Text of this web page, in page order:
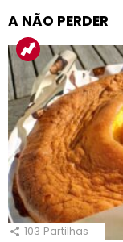
A NÃO PERDER
103 Partilhas